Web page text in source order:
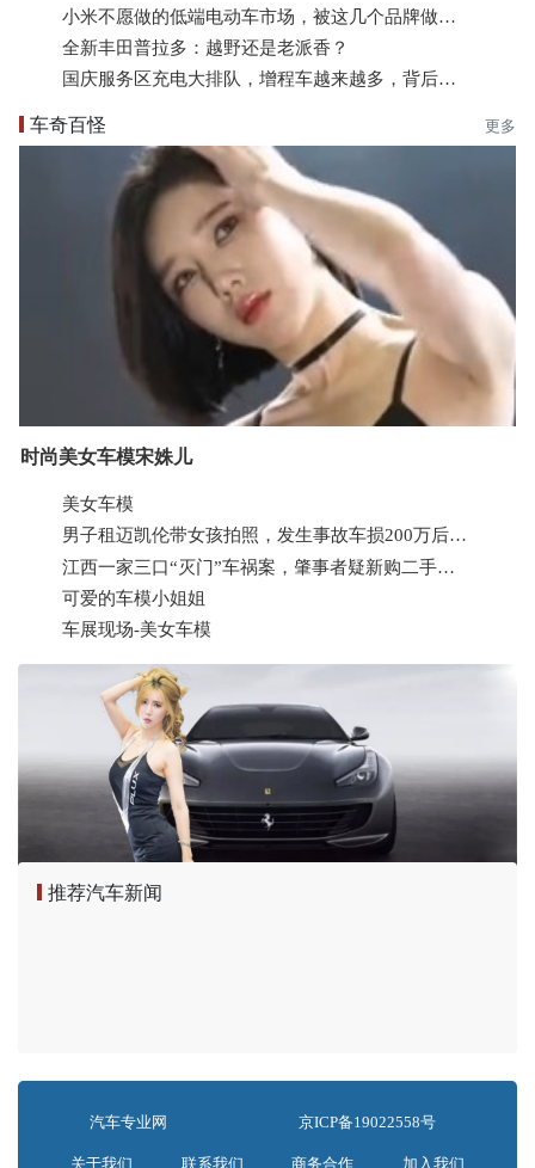
小米不愿做的低端电动车市场，被这几个品牌做火了？
全新丰田普拉多：越野还是老派香？
国庆服务区充电大排队，增程车越来越多，背后四个令人忧心的问题
车奇百怪 更多
时尚美女车模宋姝儿
美女车模
男子租迈凯伦带女孩拍照，发生事故车损200万后跑路非洲？女方
江西一家三口“灭门”车祸案，肇事者疑新购二手车，家境一般
可爱的车模小姐姐
车展现场-美女车模
推荐汽车新闻
汽车专业网 京ICP备19022558号